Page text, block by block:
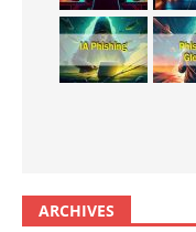
ARCHIVES